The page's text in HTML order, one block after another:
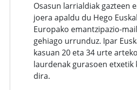
Osasun larrialdiak gazteen
joera apaldu du Hego
Europako emantzipazio-
gehiago urrunduz. Ipar
kasuan 20 eta 34 urte
laurdenak gurasoen etxetik
dira.